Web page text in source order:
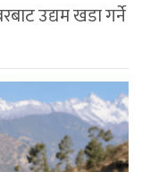
उद्यम खडा गर्ने